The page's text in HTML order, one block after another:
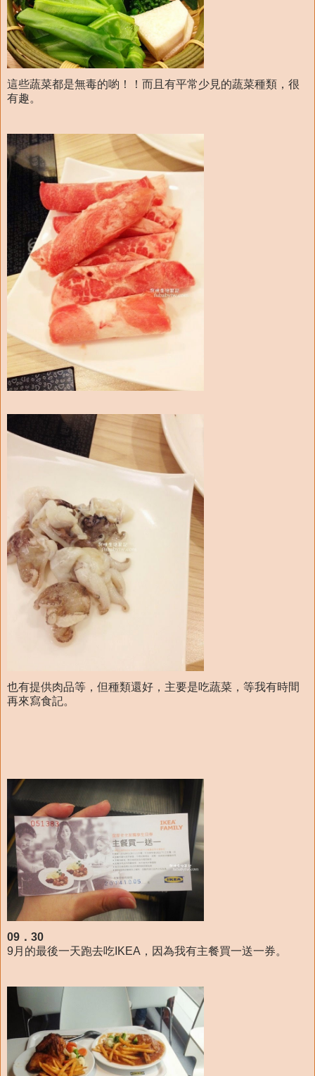
這些蔬菜都是無毒的喲！！而且有平常少見的蔬菜種類，很
有趣。
也有提供肉品等，但種類還好，主要是吃蔬菜，等我有時間
再來寫食記。
09．30
9月的最後一天跑去吃IKEA，因為我有主餐買一送一券。